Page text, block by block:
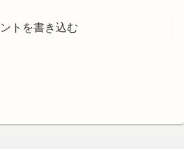
トを書き込む